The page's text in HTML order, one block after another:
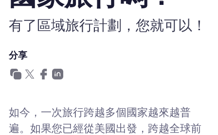
為什麼選擇Nomad eSIM
使用 eSIM
有了區域旅行計劃，您就可以！
分享
如今，一次旅行跨越多個國家越來越普
遍。如果您已經從美國出發，跨越全球前